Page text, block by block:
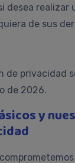
desea realizar
de sus
de privacidad
de 2026.
y